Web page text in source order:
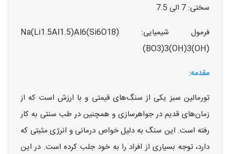
سختی: 7 الی 7.5
فرمول شیمیایی: Na(Li1.5Al1.5)Al6(Si6O18)
(BO3)3(OH)3(OH)
مقدمه:
تورمالین سبز یکی از سنگ‌های قیمتی و با ارزش است که از
زمان‌های قدیم در جواهرسازی و همچنین در طب سنتی به کار
رفته است. این سنگ به دلیل خواص درمانی و انرژی مثبتی که
دارد، توجه بسیاری از افراد را به خود جلب کرده است. در این